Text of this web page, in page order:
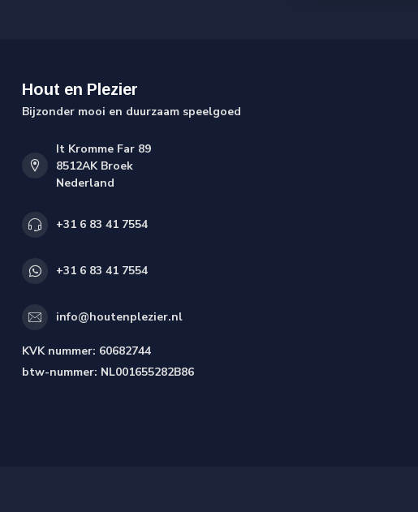
Hout en Plezier
Bijzonder mooi en duurzaam speelgoed
It Kromme Far 89
8512AK Broek
Nederland
+31 6 83 41 7554
+31 6 83 41 7554
info@houtenplezier.nl
KVK nummer: 60682744
btw-nummer: NL001655282B86